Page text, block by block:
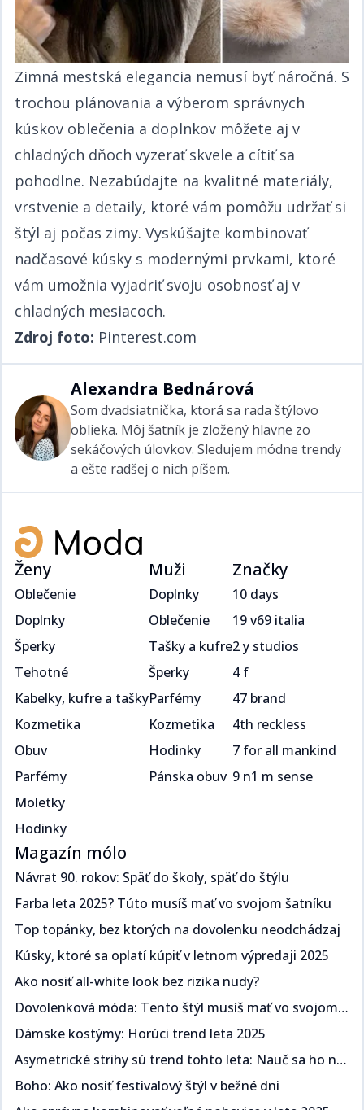
Zimná mestská elegancia nemusí byť náročná. S
trochou plánovania a výberom správnych
kúskov oblečenia a doplnkov môžete aj v
chladných dňoch vyzerať skvele a cítiť sa
pohodlne. Nezabúdajte na kvalitné materiály,
vrstvenie a detaily, ktoré vám pomôžu udržať si
štýl aj počas zimy. Vyskúšajte kombinovať
nadčasové kúsky s modernými prvkami, ktoré
vám umožnia vyjadriť svoju osobnosť aj v
chladných mesiacoch.​​​​‌ ‍ ​‍​‍‌‍ ‌ ​‍‌‍‍‌‌‍‌ ‌‍‍‌‌‍ ‍​‍​‍​ ‍‍​‍​‍‌ ​ ‌‍​‌‌‍ ‍‌‍‍‌‌ ‌​‌ ‍‌​‍ ‍‌‍‍‌‌‍ ​‍​‍​‍ ​​‍​‍‌‍‍​‌ ​‍‌‍‌‌‌‍‌‍​‍​‍​ ‍‍​‍​‍‌‍‍​‌ ‌​‌ ‌​‌ ​​​ ‍‍​‍ ​‍ ‌‍ ​‌‍ ‌‍​ ‌‍​‌‌‍ ​‌‍‍​‌‍ ‌ ​ ‌ ‌​​ ‍‍​ ​ ​ ​​​ ​​​ ​​​‍ ‌ ​ ‌ ‌​‌ ‌‌‌‍‌​‌‍‍‌‌‍ ​‍ ‌‍‍‌‌‍ ‍‌ ‌​‌‍‌‌‌‍ ‍‌ ‌​​‍ ‌‍‌‌‌‍‌​‌‍‍‌‌ ‌​​‍ ‌‍ ‌‌‍ ‌‍‌​‌‍‌‌​ ‌‌ ​​‌ ​‍‌‍‌‌‌ ​ ‌‍‌‌‌‍ ‍‌ ‌​‌‍​‌‌ ‌​‌‍‍‌‌‍ ‌‍ ‍​ ‍ ‌‍‍‌‌‍‌​​ ‌‌ ​​‌‍ ‌ ​ ‌ ‌​​‍ ‌​ ​‍​ ​‌​ ‍​​ ​‍​ ‌ ​ ‍​​ ‍​​ ‍ ‌ ‌​‌ ‍‌‌ ​​‌‍‌‌​ ‌‌ ​​‌‍ ‌ ​ ‌ ‌​​ ‍ ‌ ​​‌‍​‌‌ ‌​‌‍‍​​ ‌‌‍​ ‌‍ ‌‍ ‍‌ ‌​‌‍‌‌‌‍ ‍‌ ‌​​‍‌‌​ ‌‌‌​​‍‌‌ ‌‍‍ ‌‍‌‌‌ ‍‌​‍‌‌​ ​ ‌​‌​​‍‌‌​ ​ ‌​‌​​‍‌‌​ ​‍​ ​‍​ ​ ‌‍​‍​ ‍‌​ ​‍​ ‌​‌‍‌‍​ ‌‌‌‍‌‍​ ‌‌‌‍‌​‌‍​‌​ ​‍​‍‌‌​ ​‍​ ​‍​‍‌‌​ ‌‌‌​‌​​‍ ‍‌‍​ ‌‍‍​‌‍‍‌‌‍ ​‌‍‌​‌ ​‍‌‍‌‌‌‍ ‍​‍‌‌​ ‌‌‌​​‍‌‌ ‌‍‍ ‌‍‌‌‌ ‍‌​‍‌‌​ ​ ‌​‌​​‍‌‌​ ​ ‌​‌​​‍‌‌​ ​‍​ ​‍​ ​ ‌‍​‍​ ‍‌​ ​‍​ ‌​‌‍‌‍​ ‌‌‌‍‌‍​ ‌‌‌‍‌​‌‍​‌​ ​‍​ ​​​‍‌‌​ ​‍​ ​‍​‍‌‌​ ‌‌‌​‌​​‍ ‍‌ ‌​‌‍‌‌‌ ‍​‌ ‌​​ ‌‍​‍‌‍​‌‌ ​ ‌‍‌‌‌‌‌‌‌ ​‍‌‍ ​​ ‌‌‍‍​‌ ‌​‌ ‌​‌ ​​​‍‌‌​ ​ ‌​​‌​‍‌‌​ ​‍‌​‌‍​‍‌‌​ ​‍‌​‌‍‌‍ ​‌‍ ‌‍​ ‌‍​‌‌‍ ​‌‍‍​‌‍ ‌ ​ ‌ ‌​​‍‌‌​ ​ ‌​​‌​ ​ ​ ​​​ ​​​ ​​​‍‌‌​ ​‍‌​‌‍‌ ​ ‌ ‌​‌ ‌‌‌‍‌​‌‍‍‌‌‍ ​‍‌‍‌‍‍‌‌‍‌​​ ‌‌ ​​‌‍ ‌ ​ ‌ ‌​​‍ ‌​ ​‍​ ​‌​ ‍​​ ​‍​ ‌ ​ ‍​​ ‍​​‍‌‍‌ ‌​‌ ‍‌‌ ​​‌‍‌‌​ ‌‌ ​​‌‍ ‌ ​ ‌ ‌​​‍‌‍‌ ​​‌‍​‌‌ ‌​‌‍‍​​ ‌‌‍​ ‌‍ ‌‍ ‍‌ ‌​‌‍‌‌‌‍ ‍‌ ‌​​‍‌‌​ ‌‌‌​​‍‌‌ ‌‍‍ ‌‍‌‌‌ ‍‌​‍‌‌​ ​ ‌​‌​​‍‌‌​ ​ ‌​‌​​‍‌‌​ ​‍​ ​‍​ ​ ‌‍​‍​ ‍‌​ ​‍​ ‌​‌‍‌‍​ ‌‌‌‍‌‍​ ‌‌‌‍‌​‌‍​‌​ ​‍​‍‌‌​ ​‍​ ​‍​‍‌‌​ ‌‌‌​‌​​‍ ‍‌‍​ ‌‍‍​‌‍‍‌‌‍ ​‌‍‌​‌ ​‍‌‍‌‌‌‍ ‍​‍‌‌​ ‌‌‌​​‍‌‌ ‌‍‍ ‌‍‌‌‌ ‍‌​‍‌‌​ ​ ‌​‌​​‍‌‌​ ​ ‌​‌​​‍‌‌​ ​‍​ ​‍​ ​ ‌‍​‍​ ‍‌​ ​‍​ ‌​‌‍‌‍​ ‌‌‌‍‌‍​ ‌‌‌‍‌​‌‍​‌​ ​‍​ ​​​‍‌‌​ ​‍​ ​‍​‍‌‌​ ‌‌‌​‌​​‍ ‍‌ ‌​‌‍‌‌‌ ‍​‌ ‌​​‍‌‍‌ ​​‌‍‌‌‌ ​‍‌ ​ ‌ ​​‌‍‌‌‌‍​ ‌ ‌​‌‍‍‌‌ ‌‍‌‍‌‌​ ‌‌ ​​‌ ‌‌‌‍​‍‌‍ ​‌‍‍‌‌ ​ ‌‍‍​‌‍‌‌‌‍‌​​‍​‍‌ ‌
Zdroj foto:​​​​‌ ‍ ​‍​‍‌‍ ‌ ​‍‌‍‍‌‌‍‌ ‌‍‍‌‌‍ ‍​‍​‍​ ‍‍​‍​‍‌ ​ ‌‍​‌‌‍ ‍‌‍‍‌‌ ‌​‌ ‍‌​‍ ‍‌‍‍‌‌‍ ​‍​‍​‍ ​​‍​‍‌‍‍​‌ ​‍‌‍‌‌‌‍‌‍​‍​‍​ ‍‍​‍​‍‌‍‍​‌ ‌​‌ ‌​‌ ​​​ ‍‍​‍ ​‍ ‌‍ ​‌‍ ‌‍​ ‌‍​‌‌‍ ​‌‍‍​‌‍ ‌ ​ ‌ ‌​​ ‍‍​ ​ ​ ​​​ ​​​ ​​​‍ ‌ ​ ‌ ‌​‌ ‌‌‌‍‌​‌‍‍‌‌‍ ​‍ ‌‍‍‌‌‍ ‍‌ ‌​‌‍‌‌‌‍ ‍‌ ‌​​‍ ‌‍‌‌‌‍‌​‌‍‍‌‌ ‌​​‍ ‌‍ ‌‌‍ ‌‍‌​‌‍‌‌​ ‌‌ ​​‌ ​‍‌‍‌‌‌ ​ ‌‍‌‌‌‍ ‍‌ ‌​‌‍​‌‌ ‌​‌‍‍‌‌‍ ‌‍ ‍​ ‍ ‌‍‍‌‌‍‌​​ ‌‌ ​​‌‍ ‌ ​ ‌ ‌​​‍ ‌​ ​‍​ ​‌​ ‍​​ ​‍​ ‌ ​ ‍​​ ‍​​ ‍ ‌ ‌​‌ ‍‌‌ ​​‌‍‌‌​ ‌‌ ​​‌‍ ‌ ​ ‌ ‌​​ ‍ ‌ ​​‌‍​‌‌ ‌​‌‍‍​​ ‌‌‍​ ‌‍ ‌‍ ‍‌ ‌​‌‍‌‌‌‍ ‍‌ ‌​​‍‌‌​ ‌‌‌​​‍‌‌ ‌‍‍ ‌‍‌‌‌ ‍‌​‍‌‌​ ​ ‌​‌​​‍‌‌​ ​ ‌​‌​​‍‌‌​ ​‍​ ​‍​ ‍​‌‍‌‌​ ‍​​ ​ ​ ​‍‌‍​‌​ ‌‍​ ‍​​ ​‌​ ‌‍​ ​‌‌‍​‍​‍‌‌​ ​‍​ ​‍​‍‌‌​ ‌‌‌​‌​​‍ ‍‌‍​ ‌‍‍​‌‍‍‌‌‍ ​‌‍‌​‌ ​‍‌‍‌‌‌‍ ‍​‍‌‌​ ‌‌‌​​‍‌‌ ‌‍‍ ‌‍‌‌‌ ‍‌​‍‌‌​ ​ ‌​‌​​‍‌‌​ ​ ‌​‌​​‍‌‌​ ​‍​ ​‍​ ‍​‌‍‌‌​ ‍​​ ​ ​ ​‍‌‍​‌​ ‌‍​ ‍​​ ​‌​ ‌‍​ ​‌‌‍​‍​ ​​​‍‌‌​ ​‍​ ​‍​‍‌‌​ ‌‌‌​‌​​‍ ‍‌ ‌​‌‍‌‌‌ ‍​‌ ‌​​ ‌‍​‍‌‍​‌‌ ​ ‌‍‌‌‌‌‌‌‌ ​‍‌‍ ​​ ‌‌‍‍​‌ ‌​‌ ‌​‌ ​​​‍‌‌​ ​ ‌​​‌​‍‌‌​ ​‍‌​‌‍​‍‌‌​ ​‍‌​‌‍‌‍ ​‌‍ ‌‍​ ‌‍​‌‌‍ ​‌‍‍​‌‍ ‌ ​ ‌ ‌​​‍‌‌​ ​ ‌​​‌​ ​ ​ ​​​ ​​​ ​​​‍‌‌​ ​‍‌​‌‍‌ ​ ‌ ‌​‌ ‌‌‌‍‌​‌‍‍‌‌‍ ​‍‌‍‌‍‍‌‌‍‌​​ ‌‌ ​​‌‍ ‌ ​ ‌ ‌​​‍ ‌​ ​‍​ ​‌​ ‍​​ ​‍​ ‌ ​ ‍​​ ‍​​‍‌‍‌ ‌​‌ ‍‌‌ ​​‌‍‌‌​ ‌‌ ​​‌‍ ‌ ​ ‌ ‌​​‍‌‍‌ ​​‌‍​‌‌ ‌​‌‍‍​​ ‌‌‍​ ‌‍ ‌‍ ‍‌ ‌​‌‍‌‌‌‍ ‍‌ ‌​​‍‌‌​ ‌‌‌​​‍‌‌ ‌‍‍ ‌‍‌‌‌ ‍‌​‍‌‌​ ​ ‌​‌​​‍‌‌​ ​ ‌​‌​​‍‌‌​ ​‍​ ​‍​ ‍​‌‍‌‌​ ‍​​ ​ ​ ​‍‌‍​‌​ ‌‍​ ‍​​ ​‌​ ‌‍​ ​‌‌‍​‍​‍‌‌​ ​‍​ ​‍​‍‌‌​ ‌‌‌​‌​​‍ ‍‌‍​ ‌‍‍​‌‍‍‌‌‍ ​‌‍‌​‌ ​‍‌‍‌‌‌‍ ‍​‍‌‌​ ‌‌‌​​‍‌‌ ‌‍‍ ‌‍‌‌‌ ‍‌​‍‌‌​ ​ ‌​‌​​‍‌‌​ ​ ‌​‌​​‍‌‌​ ​‍​ ​‍​ ‍​‌‍‌‌​ ‍​​ ​ ​ ​‍‌‍​‌​ ‌‍​ ‍​​ ​‌​ ‌‍​ ​‌‌‍​‍​ ​​​‍‌‌​ ​‍​ ​‍​‍‌‌​ ‌‌‌​‌​​‍ ‍‌ ‌​‌‍‌‌‌ ‍​‌ ‌​​‍‌‍‌ ​​‌‍‌‌‌ ​‍‌ ​ ‌ ​​‌‍‌‌‌‍​ ‌ ‌​‌‍‍‌‌ ‌‍‌‍‌‌​ ‌‌ ​​‌ ‌‌‌‍​‍‌‍ ​‌‍‍‌‌ ​ ‌‍‍​‌‍‌‌‌‍‌​​‍​‍‌ ‌ Pinterest.com​​​​‌ ‍ ​‍​‍‌‍ ‌ ​‍‌‍‍‌‌‍‌ ‌‍‍‌‌‍ ‍​‍​‍​ ‍‍​‍​‍‌ ​ ‌‍​‌‌‍ ‍‌‍‍‌‌ ‌​‌ ‍‌​‍ ‍‌‍‍‌‌‍ ​‍​‍​‍ ​​‍​‍‌‍‍​‌ ​‍‌‍‌‌‌‍‌‍​‍​‍​ ‍‍​‍​‍‌‍‍​‌ ‌​‌ ‌​‌ ​​​ ‍‍​‍ ​‍ ‌‍ ​‌‍ ‌‍​ ‌‍​‌‌‍ ​‌‍‍​‌‍ ‌ ​ ‌ ‌​​ ‍‍​ ​ ​ ​​​ ​​​ ​​​‍ ‌ ​ ‌ ‌​‌ ‌‌‌‍‌​‌‍‍‌‌‍ ​‍ ‌‍‍‌‌‍ ‍‌ ‌​‌‍‌‌‌‍ ‍‌ ‌​​‍ ‌‍‌‌‌‍‌​‌‍‍‌‌ ‌​​‍ ‌‍ ‌‌‍ ‌‍‌​‌‍‌‌​ ‌‌ ​​‌ ​‍‌‍‌‌‌ ​ ‌‍‌‌‌‍ ‍‌ ‌​‌‍​‌‌ ‌​‌‍‍‌‌‍ ‌‍ ‍​ ‍ ‌‍‍‌‌‍‌​​ ‌‌ ​​‌‍ ‌ ​ ‌ ‌​​‍ ‌​ ​‍​ ​‌​ ‍​​ ​‍​ ‌ ​ ‍​​ ‍​​ ‍ ‌ ‌​‌ ‍‌‌ ​​‌‍‌‌​ ‌‌ ​​‌‍ ‌ ​ ‌ ‌​​ ‍ ‌ ​​‌‍​‌‌ ‌​‌‍‍​​ ‌‌‍​ ‌‍ ‌‍ ‍‌ ‌​‌‍‌‌‌‍ ‍‌ ‌​​‍‌‌​ ‌‌‌​​‍‌‌ ‌‍‍ ‌‍‌‌‌ ‍‌​‍‌‌​ ​ ‌​‌​​‍‌‌​ ​ ‌​‌​​‍‌‌​ ​‍​ ​‍​ ‍​‌‍‌‌​ ‍​​ ​ ​ ​‍‌‍​‌​ ‌‍​ ‍​​ ​‌​ ‌‍​ ​‌‌‍​‍​‍‌‌​ ​‍​ ​‍​‍‌‌​ ‌‌‌​‌​​‍ ‍‌‍​ ‌‍‍​‌‍‍‌‌‍ ​‌‍‌​‌ ​‍‌‍‌‌‌‍ ‍​‍‌‌​ ‌‌‌​​‍‌‌ ‌‍‍ ‌‍‌‌‌ ‍‌​‍‌‌​ ​ ‌​‌​​‍‌‌​ ​ ‌​‌​​‍‌‌​ ​‍​ ​‍​ ‍​‌‍‌‌​ ‍​​ ​ ​ ​‍‌‍​‌​ ‌‍​ ‍​​ ​‌​ ‌‍​ ​‌‌‍​‍​ ​‌​‍‌‌​ ​‍​ ​‍​‍‌‌​ ‌‌‌​‌​​‍ ‍‌ ‌​‌‍‌‌‌ ‍​‌ ‌​​ ‌‍​‍‌‍​‌‌ ​ ‌‍‌‌‌‌‌‌‌ ​‍‌‍ ​​ ‌‌‍‍​‌ ‌​‌ ‌​‌ ​​​‍‌‌​ ​ ‌​​‌​‍‌‌​ ​‍‌​‌‍​‍‌‌​ ​‍‌​‌‍‌‍ ​‌‍ ‌‍​ ‌‍​‌‌‍ ​‌‍‍​‌‍ ‌ ​ ‌ ‌​​‍‌‌​ ​ ‌​​‌​ ​ ​ ​​​ ​​​ ​​​‍‌‌​ ​‍‌​‌‍‌ ​ ‌ ‌​‌ ‌‌‌‍‌​‌‍‍‌‌‍ ​‍‌‍‌‍‍‌‌‍‌​​ ‌‌ ​​‌‍ ‌ ​ ‌ ‌​​‍ ‌​ ​‍​ ​‌​ ‍​​ ​‍​ ‌ ​ ‍​​ ‍​​‍‌‍‌ ‌​‌ ‍‌‌ ​​‌‍‌‌​ ‌‌ ​​‌‍ ‌ ​ ‌ ‌​​‍‌‍‌ ​​‌‍​‌‌ ‌​‌‍‍​​ ‌‌‍​ ‌‍ ‌‍ ‍‌ ‌​‌‍‌‌‌‍ ‍‌ ‌​​‍‌‌​ ‌‌‌​​‍‌‌ ‌‍‍ ‌‍‌‌‌ ‍‌​‍‌‌​ ​ ‌​‌​​‍‌‌​ ​ ‌​‌​​‍‌‌​ ​‍​ ​‍​ ‍​‌‍‌‌​ ‍​​ ​ ​ ​‍‌‍​‌​ ‌‍​ ‍​​ ​‌​ ‌‍​ ​‌‌‍​‍​‍‌‌​ ​‍​ ​‍​‍‌‌​ ‌‌‌​‌​​‍ ‍‌‍​ ‌‍‍​‌‍‍‌‌‍ ​‌‍‌​‌ ​‍‌‍‌‌‌‍ ‍​‍‌‌​ ‌‌‌​​‍‌‌ ‌‍‍ ‌‍‌‌‌ ‍‌​‍‌‌​ ​ ‌​‌​​‍‌‌​ ​ ‌​‌​​‍‌‌​ ​‍​ ​‍​ ‍​‌‍‌‌​ ‍​​ ​ ​ ​‍‌‍​‌​ ‌‍​ ‍​​ ​‌​ ‌‍​ ​‌‌‍​‍​ ​‌​‍‌‌​ ​‍​ ​‍​‍‌‌​ ‌‌‌​‌​​‍ ‍‌ ‌​‌‍‌‌‌ ‍​‌ ‌​​‍‌‍‌ ​​‌‍‌‌‌ ​‍‌ ​ ‌ ​​‌‍‌‌‌‍​ ‌ ‌​‌‍‍‌‌ ‌‍‌‍‌‌​ ‌‌ ​​‌ ‌‌‌‍​‍‌‍ ​‌‍‍‌‌ ​ ‌‍‍​‌‍‌‌‌‍‌​​‍​‍‌ ‌
Alexandra Bednárová​​​​‌ ‍ ​‍​‍‌‍ ‌ ​‍‌‍‍‌‌‍‌ ‌‍‍‌‌‍ ‍​‍​‍​ ‍‍​‍​‍‌ ​ ‌‍​‌‌‍ ‍‌‍‍‌‌ ‌​‌ ‍‌​‍ ‍‌‍‍‌‌‍ ​‍​‍​‍ ​​‍​‍‌‍‍​‌ ​‍‌‍‌‌‌‍‌‍​‍​‍​ ‍‍​‍​‍‌‍‍​‌ ‌​‌ ‌​‌ ​​​ ‍‍​‍ ​‍ ‌‍ ​‌‍ ‌‍​ ‌‍​‌‌‍ ​‌‍‍​‌‍ ‌ ​ ‌ ‌​​ ‍‍​ ​ ​ ​​​ ​​​ ​​​‍ ‌ ​ ‌ ‌​‌ ‌‌‌‍‌​‌‍‍‌‌‍ ​‍ ‌‍‍‌‌‍ ‍‌ ‌​‌‍‌‌‌‍ ‍‌ ‌​​‍ ‌‍‌‌‌‍‌​‌‍‍‌‌ ‌​​‍ ‌‍ ‌‌‍ ‌‍‌​‌‍‌‌​ ‌‌ ​​‌ ​‍‌‍‌‌‌ ​ ‌‍‌‌‌‍ ‍‌ ‌​‌‍​‌‌ ‌​‌‍‍‌‌‍ ‌‍ ‍​ ‍ ‌‍‍‌‌‍‌​​ ‌‌‍​‌‌ ‌‌‌ ‌​‌‍‍​‌‍ ‌ ​‍​‍ ‌​ ​‌​ ‍​​ ‍ ‌ ‌​‌ ‍‌‌ ​​‌‍‌‌​ ‌‌‍​‌‌ ‌‌‌ ‌​‌‍‍​‌‍ ‌ ​‍​ ‍ ‌ ​​‌‍​‌‌ ‌​‌‍‍​​ ‌‌‍ ‍‌‍​‌‌‍ ‌‌‍‌‌​ ‌‍​‍‌‍​‌‌ ​ ‌‍‌‌‌‌‌‌‌ ​‍‌‍ ​​ ‌‌‍‍​‌ ‌​‌ ‌​‌ ​​​‍‌‌​ ​ ‌​​‌​‍‌‌​ ​‍‌​‌‍​‍‌‌​ ​‍‌​‌‍‌‍ ​‌‍ ‌‍​ ‌‍​‌‌‍ ​‌‍‍​‌‍ ‌ ​ ‌ ‌​​‍‌‌​ ​ ‌​​‌​ ​ ​ ​​​ ​​​ ​​​‍‌‌​ ​‍‌​‌‍‌ ​ ‌ ‌​‌ ‌‌‌‍‌​‌‍‍‌‌‍ ​‍‌‍‌‍‍‌‌‍‌​​ ‌‌‍​‌‌ ‌‌‌ ‌​‌‍‍​‌‍ ‌ ​‍​‍ ‌​ ​‌​ ‍​​‍‌‍‌ ‌​‌ ‍‌‌ ​​‌‍‌‌​ ‌‌‍​‌‌ ‌‌‌ ‌​‌‍‍​‌‍ ‌ ​‍​‍‌‍‌ ​​‌‍​‌‌ ‌​‌‍‍​​ ‌‌‍ ‍‌‍​‌‌‍ ‌‌‍‌‌​‍‌‍‌ ​​‌‍‌‌‌ ​‍‌ ​ ‌ ​​‌‍‌‌‌‍​ ‌ ‌​‌‍‍‌‌ ‌‍‌‍‌‌​ ‌‌ ​​‌ ‌‌‌‍​‍‌‍ ​‌‍‍‌‌ ​ ‌‍‍​‌‍‌‌‌‍‌​​‍​‍‌ ‌
Som dvadsiatnička, ktorá sa rada štýlovo
oblieka. Môj šatník je zložený hlavne zo
sekáčových úlovkov. Sledujem módne trendy
a ešte radšej o nich píšem. ​​​​‌ ‍ ​‍​‍‌‍ ‌ ​‍‌‍‍‌‌‍‌ ‌‍‍‌‌‍ ‍​‍​‍​ ‍‍​‍​‍‌ ​ ‌‍​‌‌‍ ‍‌‍‍‌‌ ‌​‌ ‍‌​‍ ‍‌‍‍‌‌‍ ​‍​‍​‍ ​​‍​‍‌‍‍​‌ ​‍‌‍‌‌‌‍‌‍​‍​‍​ ‍‍​‍​‍‌‍‍​‌ ‌​‌ ‌​‌ ​​​ ‍‍​‍ ​‍ ‌‍ ​‌‍ ‌‍​ ‌‍​‌‌‍ ​‌‍‍​‌‍ ‌ ​ ‌ ‌​​ ‍‍​ ​ ​ ​​​ ​​​ ​​​‍ ‌ ​ ‌ ‌​‌ ‌‌‌‍‌​‌‍‍‌‌‍ ​‍ ‌‍‍‌‌‍ ‍‌ ‌​‌‍‌‌‌‍ ‍‌ ‌​​‍ ‌‍‌‌‌‍‌​‌‍‍‌‌ ‌​​‍ ‌‍ ‌‌‍ ‌‍‌​‌‍‌‌​ ‌‌ ​​‌ ​‍‌‍‌‌‌ ​ ‌‍‌‌‌‍ ‍‌ ‌​‌‍​‌‌ ‌​‌‍‍‌‌‍ ‌‍ ‍​ ‍ ‌‍‍‌‌‍‌​​ ‌‌‍​‌‌ ‌‌‌ ‌​‌‍‍​‌‍ ‌ ​‍​‍ ‌​ ​‌​ ‍​​ ‍ ‌ ‌​‌ ‍‌‌ ​​‌‍‌‌​ ‌‌‍​‌‌ ‌‌‌ ‌​‌‍‍​‌‍ ‌ ​‍​ ‍ ‌ ​​‌‍​‌‌ ‌​‌‍‍​​ ‌‌‍‌​‌‍‌‌‌ ​ ‌‍​ ‌ ​‍‌‍‍‌‌ ​​‌ ‌​‌‍‍‌‌‍ ‌‍ ‍​ ‌‍​‍‌‍​‌‌ ​ ‌‍‌‌‌‌‌‌‌ ​‍‌‍ ​​ ‌‌‍‍​‌ ‌​‌ ‌​‌ ​​​‍‌‌​ ​ ‌​​‌​‍‌‌​ ​‍‌​‌‍​‍‌‌​ ​‍‌​‌‍‌‍ ​‌‍ ‌‍​ ‌‍​‌‌‍ ​‌‍‍​‌‍ ‌ ​ ‌ ‌​​‍‌‌​ ​ ‌​​‌​ ​ ​ ​​​ ​​​ ​​​‍‌‌​ ​‍‌​‌‍‌ ​ ‌ ‌​‌ ‌‌‌‍‌​‌‍‍‌‌‍ ​‍‌‍‌‍‍‌‌‍‌​​ ‌‌‍​‌‌ ‌‌‌ ‌​‌‍‍​‌‍ ‌ ​‍​‍ ‌​ ​‌​ ‍​​‍‌‍‌ ‌​‌ ‍‌‌ ​​‌‍‌‌​ ‌‌‍​‌‌ ‌‌‌ ‌​‌‍‍​‌‍ ‌ ​‍​‍‌‍‌ ​​‌‍​‌‌ ‌​‌‍‍​​ ‌‌‍‌​‌‍‌‌‌ ​ ‌‍​ ‌ ​‍‌‍‍‌‌ ​​‌ ‌​‌‍‍‌‌‍ ‌‍ ‍​‍‌‍‌ ​​‌‍‌‌‌ ​‍‌ ​ ‌ ​​‌‍‌‌‌‍​ ‌ ‌​‌‍‍‌‌ ‌‍‌‍‌‌​ ‌‌ ​​‌ ‌‌‌‍​‍‌‍ ​‌‍‍‌‌ ​ ‌‍‍​‌‍‌‌‌‍‌​​‍​‍‌ ‌
Ženy
Oblečenie
Doplnky
Šperky
Tehotné
Kabelky, kufre a tašky
Kozmetika
Obuv
Parfémy
Moletky
Hodinky
Muži
Doplnky
Oblečenie
Tašky a kufre
Šperky
Parfémy
Kozmetika
Hodinky
Pánska obuv
Značky
10 days
19 v69 italia
2 y studios
4 f
47 brand
4th reckless
7 for all mankind
9 n1 m sense
Magazín mólo
Návrat 90. rokov: Späť do školy, späť do štýlu​​​​‌ ‍ ​‍​‍‌‍ ‌ ​‍‌‍‍‌‌‍‌ ‌‍‍‌‌‍ ‍​‍​‍​ ‍‍​‍​‍‌ ​ ‌‍​‌‌‍ ‍‌‍‍‌‌ ‌​‌ ‍‌​‍ ‍‌‍‍‌‌‍ ​‍​‍​‍ ​​‍​‍‌‍‍​‌ ​‍‌‍‌‌‌‍‌‍​‍​‍​ ‍‍​‍​‍‌‍‍​‌ ‌​‌ ‌​‌ ​​​ ‍‍​‍ ​‍ ‌‍ ​‌‍ ‌‍​ ‌‍​‌‌‍ ​‌‍‍​‌‍ ‌ ​ ‌ ‌​​ ‍‍​ ​ ​ ​​​ ​​​ ​​​‍ ‌ ​ ‌ ‌​‌ ‌‌‌‍‌​‌‍‍‌‌‍ ​‍ ‌‍‍‌‌‍ ‍‌ ‌​‌‍‌‌‌‍ ‍‌ ‌​​‍ ‌‍‌‌‌‍‌​‌‍‍‌‌ ‌​​‍ ‌‍ ‌‌‍ ‌‍‌​‌‍‌‌​ ‌‌ ​​‌ ​‍‌‍‌‌‌ ​ ‌‍‌‌‌‍ ‍‌ ‌​‌‍​‌‌ ‌​‌‍‍‌‌‍ ‌‍ ‍​ ‍ ‌‍‍‌‌‍‌​​ ‌​ ​‍‌‍​ ‌‍​ ‌‍‌​​ ‍​​ ‍​​ ‌‌​ ​‌​‍ ‌​ ‍​​ ​ ‌‍​‌​ ​‌​‍ ‌​ ‌​‌‍‌​​ ​‌​ ​‍​‍ ‌‌‍​‌‌‍​‌​ ​​​ ​​​‍ ‌​ ‍‌​ ‌ ​ ​‌‌‍​ ​ ​‌​ ​‌‌‍​‍‌‍‌​​ ​‍‌‍‌​‌‍‌‍​ ‌ ​ ‍ ‌ ‌​‌ ‍‌‌ ​​‌‍‌‌​ ‌‌ ​​‌‍ ‌ ​ ‌ ‌​​ ‍ ‌ ​​‌‍​‌‌ ‌​‌‍‍​​ ‌‌ ‌​‌‍‍‌‌ ‌​‌‍ ​‌‍‌‌​ ‌‍​‍‌‍​‌‌ ​ ‌‍‌‌‌‌‌‌‌ ​‍‌‍ ​​ ‌‌‍‍​‌ ‌​‌ ‌​‌ ​​​‍‌‌​ ​ ‌​​‌​‍‌‌​ ​‍‌​‌‍​‍‌‌​ ​‍‌​‌‍‌‍ ​‌‍ ‌‍​ ‌‍​‌‌‍ ​‌‍‍​‌‍ ‌ ​ ‌ ‌​​‍‌‌​ ​ ‌​​‌​ ​ ​ ​​​ ​​​ ​​​‍‌‌​ ​‍‌​‌‍‌ ​ ‌ ‌​‌ ‌‌‌‍‌​‌‍‍‌‌‍ ​‍‌‍‌‍‍‌‌‍‌​​ ‌​ ​‍‌‍​ ‌‍​ ‌‍‌​​ ‍​​ ‍​​ ‌‌​ ​‌​‍ ‌​ ‍​​ ​ ‌‍​‌​ ​‌​‍ ‌​ ‌​‌‍‌​​ ​‌​ ​‍​‍ ‌‌‍​‌‌‍​‌​ ​​​ ​​​‍ ‌​ ‍‌​ ‌ ​ ​‌‌‍​ ​ ​‌​ ​‌‌‍​‍‌‍‌​​ ​‍‌‍‌​‌‍‌‍​ ‌ ​‍‌‍‌ ‌​‌ ‍‌‌ ​​‌‍‌‌​ ‌‌ ​​‌‍ ‌ ​ ‌ ‌​​‍‌‍‌ ​​‌‍​‌‌ ‌​‌‍‍​​ ‌‌ ‌​‌‍‍‌‌ ‌​‌‍ ​‌‍‌‌​‍‌‍‌ ​​‌‍‌‌‌ ​‍‌ ​ ‌ ​​‌‍‌‌‌‍​ ‌ ‌​‌‍‍‌‌ ‌‍‌‍‌‌​ ‌‌ ​​‌ ‌‌‌‍​‍‌‍ ​‌‍‍‌‌ ​ ‌‍‍​‌‍‌‌‌‍‌​​‍​‍‌ ‌
Farba leta 2025? Túto musíš mať vo svojom šatníku ​​​​‌ ‍ ​‍​‍‌‍ ‌ ​‍‌‍‍‌‌‍‌ ‌‍‍‌‌‍ ‍​‍​‍​ ‍‍​‍​‍‌ ​ ‌‍​‌‌‍ ‍‌‍‍‌‌ ‌​‌ ‍‌​‍ ‍‌‍‍‌‌‍ ​‍​‍​‍ ​​‍​‍‌‍‍​‌ ​‍‌‍‌‌‌‍‌‍​‍​‍​ ‍‍​‍​‍‌‍‍​‌ ‌​‌ ‌​‌ ​​​ ‍‍​‍ ​‍ ‌‍ ​‌‍ ‌‍​ ‌‍​‌‌‍ ​‌‍‍​‌‍ ‌ ​ ‌ ‌​​ ‍‍​ ​ ​ ​​​ ​​​ ​​​‍ ‌ ​ ‌ ‌​‌ ‌‌‌‍‌​‌‍‍‌‌‍ ​‍ ‌‍‍‌‌‍ ‍‌ ‌​‌‍‌‌‌‍ ‍‌ ‌​​‍ ‌‍‌‌‌‍‌​‌‍‍‌‌ ‌​​‍ ‌‍ ‌‌‍ ‌‍‌​‌‍‌‌​ ‌‌ ​​‌ ​‍‌‍‌‌‌ ​ ‌‍‌‌‌‍ ‍‌ ‌​‌‍​‌‌ ‌​‌‍‍‌‌‍ ‌‍ ‍​ ‍ ‌‍‍‌‌‍‌​​ ‌​ ​‌‌‍​‌​ ‌​​ ‌‍​ ​​‌‍​‌​ ​‍‌‍​‍​‍ ‌​ ‍​‌‍​‍‌‍​‍‌‍‌‍​‍ ‌​ ‌​‌‍‌‍​ ​​​ ​‍​‍ ‌‌‍​‌‌‍​‍​ ‌ ‌‍‌‍​‍ ‌‌‍‌‍​ ‍‌‌‍​ ‌‍​‍​ ‍‌​ ‍‌‌‍‌‌​ ​​‌‍‌‍​ ​ ‌‍‌​​ ​‍​ ‍ ‌ ‌​‌ ‍‌‌ ​​‌‍‌‌​ ‌‌ ​​‌‍ ‌ ​ ‌ ‌​​ ‍ ‌ ​​‌‍​‌‌ ‌​‌‍‍​​ ‌‌ ‌​‌‍‍‌‌ ‌​‌‍ ​‌‍‌‌​ ‌‍​‍‌‍​‌‌ ​ ‌‍‌‌‌‌‌‌‌ ​‍‌‍ ​​ ‌‌‍‍​‌ ‌​‌ ‌​‌ ​​​‍‌‌​ ​ ‌​​‌​‍‌‌​ ​‍‌​‌‍​‍‌‌​ ​‍‌​‌‍‌‍ ​‌‍ ‌‍​ ‌‍​‌‌‍ ​‌‍‍​‌‍ ‌ ​ ‌ ‌​​‍‌‌​ ​ ‌​​‌​ ​ ​ ​​​ ​​​ ​​​‍‌‌​ ​‍‌​‌‍‌ ​ ‌ ‌​‌ ‌‌‌‍‌​‌‍‍‌‌‍ ​‍‌‍‌‍‍‌‌‍‌​​ ‌​ ​‌‌‍​‌​ ‌​​ ‌‍​ ​​‌‍​‌​ ​‍‌‍​‍​‍ ‌​ ‍​‌‍​‍‌‍​‍‌‍‌‍​‍ ‌​ ‌​‌‍‌‍​ ​​​ ​‍​‍ ‌‌‍​‌‌‍​‍​ ‌ ‌‍‌‍​‍ ‌‌‍‌‍​ ‍‌‌‍​ ‌‍​‍​ ‍‌​ ‍‌‌‍‌‌​ ​​‌‍‌‍​ ​ ‌‍‌​​ ​‍​‍‌‍‌ ‌​‌ ‍‌‌ ​​‌‍‌‌​ ‌‌ ​​‌‍ ‌ ​ ‌ ‌​​‍‌‍‌ ​​‌‍​‌‌ ‌​‌‍‍​​ ‌‌ ‌​‌‍‍‌‌ ‌​‌‍ ​‌‍‌‌​‍‌‍‌ ​​‌‍‌‌‌ ​‍‌ ​ ‌ ​​‌‍‌‌‌‍​ ‌ ‌​‌‍‍‌‌ ‌‍‌‍‌‌​ ‌‌ ​​‌ ‌‌‌‍​‍‌‍ ​‌‍‍‌‌ ​ ‌‍‍​‌‍‌‌‌‍‌​​‍​‍‌ ‌
Top topánky, bez ktorých na dovolenku neodchádzaj​​​​‌ ‍ ​‍​‍‌‍ ‌ ​‍‌‍‍‌‌‍‌ ‌‍‍‌‌‍ ‍​‍​‍​ ‍‍​‍​‍‌ ​ ‌‍​‌‌‍ ‍‌‍‍‌‌ ‌​‌ ‍‌​‍ ‍‌‍‍‌‌‍ ​‍​‍​‍ ​​‍​‍‌‍‍​‌ ​‍‌‍‌‌‌‍‌‍​‍​‍​ ‍‍​‍​‍‌‍‍​‌ ‌​‌ ‌​‌ ​​​ ‍‍​‍ ​‍ ‌‍ ​‌‍ ‌‍​ ‌‍​‌‌‍ ​‌‍‍​‌‍ ‌ ​ ‌ ‌​​ ‍‍​ ​ ​ ​​​ ​​​ ​​​‍ ‌ ​ ‌ ‌​‌ ‌‌‌‍‌​‌‍‍‌‌‍ ​‍ ‌‍‍‌‌‍ ‍‌ ‌​‌‍‌‌‌‍ ‍‌ ‌​​‍ ‌‍‌‌‌‍‌​‌‍‍‌‌ ‌​​‍ ‌‍ ‌‌‍ ‌‍‌​‌‍‌‌​ ‌‌ ​​‌ ​‍‌‍‌‌‌ ​ ‌‍‌‌‌‍ ‍‌ ‌​‌‍​‌‌ ‌​‌‍‍‌‌‍ ‌‍ ‍​ ‍ ‌‍‍‌‌‍‌​​ ‌​ ​‌​ ‍‌​ ​‍‌‍​ ​ ‌ ​ ​‌​ ‌‌​ ​‍​‍ ‌‌‍​‌‌‍​‌​ ‍​‌‍​‍​‍ ‌​ ‌​​ ‌‌​ ‍‌‌‍‌‍​‍ ‌‌‍​‌​ ‍​​ ‌ ​ ‍​​‍ ‌​ ‍‌​ ‌ ​ ​​​ ‍‌‌‍​ ​ ‍​​ ‍‌​ ​‍​ ​​‌‍‌‍‌‍​‍‌‍‌‌​ ‍ ‌ ‌​‌ ‍‌‌ ​​‌‍‌‌​ ‌‌ ​​‌‍ ‌ ​ ‌ ‌​​ ‍ ‌ ​​‌‍​‌‌ ‌​‌‍‍​​ ‌‌ ‌​‌‍‍‌‌ ‌​‌‍ ​‌‍‌‌​ ‌‍​‍‌‍​‌‌ ​ ‌‍‌‌‌‌‌‌‌ ​‍‌‍ ​​ ‌‌‍‍​‌ ‌​‌ ‌​‌ ​​​‍‌‌​ ​ ‌​​‌​‍‌‌​ ​‍‌​‌‍​‍‌‌​ ​‍‌​‌‍‌‍ ​‌‍ ‌‍​ ‌‍​‌‌‍ ​‌‍‍​‌‍ ‌ ​ ‌ ‌​​‍‌‌​ ​ ‌​​‌​ ​ ​ ​​​ ​​​ ​​​‍‌‌​ ​‍‌​‌‍‌ ​ ‌ ‌​‌ ‌‌‌‍‌​‌‍‍‌‌‍ ​‍‌‍‌‍‍‌‌‍‌​​ ‌​ ​‌​ ‍‌​ ​‍‌‍​ ​ ‌ ​ ​‌​ ‌‌​ ​‍​‍ ‌‌‍​‌‌‍​‌​ ‍​‌‍​‍​‍ ‌​ ‌​​ ‌‌​ ‍‌‌‍‌‍​‍ ‌‌‍​‌​ ‍​​ ‌ ​ ‍​​‍ ‌​ ‍‌​ ‌ ​ ​​​ ‍‌‌‍​ ​ ‍​​ ‍‌​ ​‍​ ​​‌‍‌‍‌‍​‍‌‍‌‌​‍‌‍‌ ‌​‌ ‍‌‌ ​​‌‍‌‌​ ‌‌ ​​‌‍ ‌ ​ ‌ ‌​​‍‌‍‌ ​​‌‍​‌‌ ‌​‌‍‍​​ ‌‌ ‌​‌‍‍‌‌ ‌​‌‍ ​‌‍‌‌​‍‌‍‌ ​​‌‍‌‌‌ ​‍‌ ​ ‌ ​​‌‍‌‌‌‍​ ‌ ‌​‌‍‍‌‌ ‌‍‌‍‌‌​ ‌‌ ​​‌ ‌‌‌‍​‍‌‍ ​‌‍‍‌‌ ​ ‌‍‍​‌‍‌‌‌‍‌​​‍​‍‌ ‌
Kúsky, ktoré sa oplatí kúpiť v letnom výpredaji 2025​​​​‌ ‍ ​‍​‍‌‍ ‌ ​‍‌‍‍‌‌‍‌ ‌‍‍‌‌‍ ‍​‍​‍​ ‍‍​‍​‍‌ ​ ‌‍​‌‌‍ ‍‌‍‍‌‌ ‌​‌ ‍‌​‍ ‍‌‍‍‌‌‍ ​‍​‍​‍ ​​‍​‍‌‍‍​‌ ​‍‌‍‌‌‌‍‌‍​‍​‍​ ‍‍​‍​‍‌‍‍​‌ ‌​‌ ‌​‌ ​​​ ‍‍​‍ ​‍ ‌‍ ​‌‍ ‌‍​ ‌‍​‌‌‍ ​‌‍‍​‌‍ ‌ ​ ‌ ‌​​ ‍‍​ ​ ​ ​​​ ​​​ ​​​‍ ‌ ​ ‌ ‌​‌ ‌‌‌‍‌​‌‍‍‌‌‍ ​‍ ‌‍‍‌‌‍ ‍‌ ‌​‌‍‌‌‌‍ ‍‌ ‌​​‍ ‌‍‌‌‌‍‌​‌‍‍‌‌ ‌​​‍ ‌‍ ‌‌‍ ‌‍‌​‌‍‌‌​ ‌‌ ​​‌ ​‍‌‍‌‌‌ ​ ‌‍‌‌‌‍ ‍‌ ‌​‌‍​‌‌ ‌​‌‍‍‌‌‍ ‌‍ ‍​ ‍ ‌‍‍‌‌‍‌​​ ‌‌‍​‌‌‍​‍​ ​ ​ ‌​‌‍‌​‌‍‌‌​ ​ ‌‍‌​​‍ ‌​ ‍‌​ ​‌​ ‍‌​ ​‍​‍ ‌​ ‌​‌‍​‌​ ​‌​ ‍​​‍ ‌‌‍​‌​ ‌‌​ ‍​‌‍‌‌​‍ ‌‌‍‌‍​ ‌‌‌‍​‌‌‍​‌​ ​‌‌‍​ ​ ‍‌​ ‌ ‌‍‌​‌‍​‌​ ​​‌‍​ ​ ‍ ‌ ‌​‌ ‍‌‌ ​​‌‍‌‌​ ‌‌ ​​‌‍ ‌ ​ ‌ ‌​​ ‍ ‌ ​​‌‍​‌‌ ‌​‌‍‍​​ ‌‌ ‌​‌‍‍‌‌ ‌​‌‍ ​‌‍‌‌​ ‌‍​‍‌‍​‌‌ ​ ‌‍‌‌‌‌‌‌‌ ​‍‌‍ ​​ ‌‌‍‍​‌ ‌​‌ ‌​‌ ​​​‍‌‌​ ​ ‌​​‌​‍‌‌​ ​‍‌​‌‍​‍‌‌​ ​‍‌​‌‍‌‍ ​‌‍ ‌‍​ ‌‍​‌‌‍ ​‌‍‍​‌‍ ‌ ​ ‌ ‌​​‍‌‌​ ​ ‌​​‌​ ​ ​ ​​​ ​​​ ​​​‍‌‌​ ​‍‌​‌‍‌ ​ ‌ ‌​‌ ‌‌‌‍‌​‌‍‍‌‌‍ ​‍‌‍‌‍‍‌‌‍‌​​ ‌‌‍​‌‌‍​‍​ ​ ​ ‌​‌‍‌​‌‍‌‌​ ​ ‌‍‌​​‍ ‌​ ‍‌​ ​‌​ ‍‌​ ​‍​‍ ‌​ ‌​‌‍​‌​ ​‌​ ‍​​‍ ‌‌‍​‌​ ‌‌​ ‍​‌‍‌‌​‍ ‌‌‍‌‍​ ‌‌‌‍​‌‌‍​‌​ ​‌‌‍​ ​ ‍‌​ ‌ ‌‍‌​‌‍​‌​ ​​‌‍​ ​‍‌‍‌ ‌​‌ ‍‌‌ ​​‌‍‌‌​ ‌‌ ​​‌‍ ‌ ​ ‌ ‌​​‍‌‍‌ ​​‌‍​‌‌ ‌​‌‍‍​​ ‌‌ ‌​‌‍‍‌‌ ‌​‌‍ ​‌‍‌‌​‍‌‍‌ ​​‌‍‌‌‌ ​‍‌ ​ ‌ ​​‌‍‌‌‌‍​ ‌ ‌​‌‍‍‌‌ ‌‍‌‍‌‌​ ‌‌ ​​‌ ‌‌‌‍​‍‌‍ ​‌‍‍‌‌ ​ ‌‍‍​‌‍‌‌‌‍‌​​‍​‍‌ ‌
Ako nosiť all-white look bez rizika nudy?​​​​‌ ‍ ​‍​‍‌‍ ‌ ​‍‌‍‍‌‌‍‌ ‌‍‍‌‌‍ ‍​‍​‍​ ‍‍​‍​‍‌ ​ ‌‍​‌‌‍ ‍‌‍‍‌‌ ‌​‌ ‍‌​‍ ‍‌‍‍‌‌‍ ​‍​‍​‍ ​​‍​‍‌‍‍​‌ ​‍‌‍‌‌‌‍‌‍​‍​‍​ ‍‍​‍​‍‌‍‍​‌ ‌​‌ ‌​‌ ​​​ ‍‍​‍ ​‍ ‌‍ ​‌‍ ‌‍​ ‌‍​‌‌‍ ​‌‍‍​‌‍ ‌ ​ ‌ ‌​​ ‍‍​ ​ ​ ​​​ ​​​ ​​​‍ ‌ ​ ‌ ‌​‌ ‌‌‌‍‌​‌‍‍‌‌‍ ​‍ ‌‍‍‌‌‍ ‍‌ ‌​‌‍‌‌‌‍ ‍‌ ‌​​‍ ‌‍‌‌‌‍‌​‌‍‍‌‌ ‌​​‍ ‌‍ ‌‌‍ ‌‍‌​‌‍‌‌​ ‌‌ ​​‌ ​‍‌‍‌‌‌ ​ ‌‍‌‌‌‍ ‍‌ ‌​‌‍​‌‌ ‌​‌‍‍‌‌‍ ‌‍ ‍​ ‍ ‌‍‍‌‌‍‌​​ ‌‌‍‌‍​ ‌‌​ ‍‌​ ‍‌​ ‍​​ ‌‌‌‍‌‍​ ​ ​‍ ‌​ ‍‌‌‍​ ​ ​ ‌‍​‌​‍ ‌​ ‌​‌‍‌‌​ ‌​​ ​​​‍ ‌​ ‍​​ ‌ ​ ​‍‌‍‌‌​‍ ‌​ ‌​​ ​‌‌‍‌​‌‍‌‌‌‍‌‌‌‍​‍‌‍‌‌​ ​‌​ ‍‌‌‍‌‌​ ‌‍​ ‌ ​ ‍ ‌ ‌​‌ ‍‌‌ ​​‌‍‌‌​ ‌‌ ​​‌‍ ‌ ​ ‌ ‌​​ ‍ ‌ ​​‌‍​‌‌ ‌​‌‍‍​​ ‌‌ ‌​‌‍‍‌‌ ‌​‌‍ ​‌‍‌‌​ ‌‍​‍‌‍​‌‌ ​ ‌‍‌‌‌‌‌‌‌ ​‍‌‍ ​​ ‌‌‍‍​‌ ‌​‌ ‌​‌ ​​​‍‌‌​ ​ ‌​​‌​‍‌‌​ ​‍‌​‌‍​‍‌‌​ ​‍‌​‌‍‌‍ ​‌‍ ‌‍​ ‌‍​‌‌‍ ​‌‍‍​‌‍ ‌ ​ ‌ ‌​​‍‌‌​ ​ ‌​​‌​ ​ ​ ​​​ ​​​ ​​​‍‌‌​ ​‍‌​‌‍‌ ​ ‌ ‌​‌ ‌‌‌‍‌​‌‍‍‌‌‍ ​‍‌‍‌‍‍‌‌‍‌​​ ‌‌‍‌‍​ ‌‌​ ‍‌​ ‍‌​ ‍​​ ‌‌‌‍‌‍​ ​ ​‍ ‌​ ‍‌‌‍​ ​ ​ ‌‍​‌​‍ ‌​ ‌​‌‍‌‌​ ‌​​ ​​​‍ ‌​ ‍​​ ‌ ​ ​‍‌‍‌‌​‍ ‌​ ‌​​ ​‌‌‍‌​‌‍‌‌‌‍‌‌‌‍​‍‌‍‌‌​ ​‌​ ‍‌‌‍‌‌​ ‌‍​ ‌ ​‍‌‍‌ ‌​‌ ‍‌‌ ​​‌‍‌‌​ ‌‌ ​​‌‍ ‌ ​ ‌ ‌​​‍‌‍‌ ​​‌‍​‌‌ ‌​‌‍‍​​ ‌‌ ‌​‌‍‍‌‌ ‌​‌‍ ​‌‍‌‌​‍‌‍‌ ​​‌‍‌‌‌ ​‍‌ ​ ‌ ​​‌‍‌‌‌‍​ ‌ ‌​‌‍‍‌‌ ‌‍‌‍‌‌​ ‌‌ ​​‌ ‌‌‌‍​‍‌‍ ​‌‍‍‌‌ ​ ‌‍‍​‌‍‌‌‌‍‌​​‍​‍‌ ‌
Dovolenková móda: Tento štýl musíš mať vo svojom šatníku ​​​​‌ ‍ ​‍​‍‌‍ ‌ ​‍‌‍‍‌‌‍‌ ‌‍‍‌‌‍ ‍​‍​‍​ ‍‍​‍​‍‌ ​ ‌‍​‌‌‍ ‍‌‍‍‌‌ ‌​‌ ‍‌​‍ ‍‌‍‍‌‌‍ ​‍​‍​‍ ​​‍​‍‌‍‍​‌ ​‍‌‍‌‌‌‍‌‍​‍​‍​ ‍‍​‍​‍‌‍‍​‌ ‌​‌ ‌​‌ ​​​ ‍‍​‍ ​‍ ‌‍ ​‌‍ ‌‍​ ‌‍​‌‌‍ ​‌‍‍​‌‍ ‌ ​ ‌ ‌​​ ‍‍​ ​ ​ ​​​ ​​​ ​​​‍ ‌ ​ ‌ ‌​‌ ‌‌‌‍‌​‌‍‍‌‌‍ ​‍ ‌‍‍‌‌‍ ‍‌ ‌​‌‍‌‌‌‍ ‍‌ ‌​​‍ ‌‍‌‌‌‍‌​‌‍‍‌‌ ‌​​‍ ‌‍ ‌‌‍ ‌‍‌​‌‍‌‌​ ‌‌ ​​‌ ​‍‌‍‌‌‌ ​ ‌‍‌‌‌‍ ‍‌ ‌​‌‍​‌‌ ‌​‌‍‍‌‌‍ ‌‍ ‍​ ‍ ‌‍‍‌‌‍‌​​ ‌​ ​​​ ‌‌​ ​​‌‍‌‌​ ‍​‌‍‌​​ ​​‌‍‌‌​‍ ‌​ ​​​ ‍‌​ ‌ ​ ‍​​‍ ‌​ ‌​​ ​ ‌‍​ ​ ‌​​‍ ‌​ ‍‌‌‍​‌​ ‍‌​ ​​​‍ ‌​ ‍​​ ​‌​ ‍​​ ​‍​ ​​‌‍‌‌​ ​ ​ ​‌​ ​ ‌‍​ ​ ‍​​ ​‍​ ‍ ‌ ‌​‌ ‍‌‌ ​​‌‍‌‌​ ‌‌ ​​‌‍ ‌ ​ ‌ ‌​​ ‍ ‌ ​​‌‍​‌‌ ‌​‌‍‍​​ ‌‌ ‌​‌‍‍‌‌ ‌​‌‍ ​‌‍‌‌​ ‌‍​‍‌‍​‌‌ ​ ‌‍‌‌‌‌‌‌‌ ​‍‌‍ ​​ ‌‌‍‍​‌ ‌​‌ ‌​‌ ​​​‍‌‌​ ​ ‌​​‌​‍‌‌​ ​‍‌​‌‍​‍‌‌​ ​‍‌​‌‍‌‍ ​‌‍ ‌‍​ ‌‍​‌‌‍ ​‌‍‍​‌‍ ‌ ​ ‌ ‌​​‍‌‌​ ​ ‌​​‌​ ​ ​ ​​​ ​​​ ​​​‍‌‌​ ​‍‌​‌‍‌ ​ ‌ ‌​‌ ‌‌‌‍‌​‌‍‍‌‌‍ ​‍‌‍‌‍‍‌‌‍‌​​ ‌​ ​​​ ‌‌​ ​​‌‍‌‌​ ‍​‌‍‌​​ ​​‌‍‌‌​‍ ‌​ ​​​ ‍‌​ ‌ ​ ‍​​‍ ‌​ ‌​​ ​ ‌‍​ ​ ‌​​‍ ‌​ ‍‌‌‍​‌​ ‍‌​ ​​​‍ ‌​ ‍​​ ​‌​ ‍​​ ​‍​ ​​‌‍‌‌​ ​ ​ ​‌​ ​ ‌‍​ ​ ‍​​ ​‍​‍‌‍‌ ‌​‌ ‍‌‌ ​​‌‍‌‌​ ‌‌ ​​‌‍ ‌ ​ ‌ ‌​​‍‌‍‌ ​​‌‍​‌‌ ‌​‌‍‍​​ ‌‌ ‌​‌‍‍‌‌ ‌​‌‍ ​‌‍‌‌​‍‌‍‌ ​​‌‍‌‌‌ ​‍‌ ​ ‌ ​​‌‍‌‌‌‍​ ‌ ‌​‌‍‍‌‌ ‌‍‌‍‌‌​ ‌‌ ​​‌ ‌‌‌‍​‍‌‍ ​‌‍‍‌‌ ​ ‌‍‍​‌‍‌‌‌‍‌​​‍​‍‌ ‌
Dámske kostýmy: Horúci trend leta 2025 ​​​​‌ ‍ ​‍​‍‌‍ ‌ ​‍‌‍‍‌‌‍‌ ‌‍‍‌‌‍ ‍​‍​‍​ ‍‍​‍​‍‌ ​ ‌‍​‌‌‍ ‍‌‍‍‌‌ ‌​‌ ‍‌​‍ ‍‌‍‍‌‌‍ ​‍​‍​‍ ​​‍​‍‌‍‍​‌ ​‍‌‍‌‌‌‍‌‍​‍​‍​ ‍‍​‍​‍‌‍‍​‌ ‌​‌ ‌​‌ ​​​ ‍‍​‍ ​‍ ‌‍ ​‌‍ ‌‍​ ‌‍​‌‌‍ ​‌‍‍​‌‍ ‌ ​ ‌ ‌​​ ‍‍​ ​ ​ ​​​ ​​​ ​​​‍ ‌ ​ ‌ ‌​‌ ‌‌‌‍‌​‌‍‍‌‌‍ ​‍ ‌‍‍‌‌‍ ‍‌ ‌​‌‍‌‌‌‍ ‍‌ ‌​​‍ ‌‍‌‌‌‍‌​‌‍‍‌‌ ‌​​‍ ‌‍ ‌‌‍ ‌‍‌​‌‍‌‌​ ‌‌ ​​‌ ​‍‌‍‌‌‌ ​ ‌‍‌‌‌‍ ‍‌ ‌​‌‍​‌‌ ‌​‌‍‍‌‌‍ ‌‍ ‍​ ‍ ‌‍‍‌‌‍‌​​ ‌​ ​‌​ ‍​​ ‍‌​ ​‌​ ‌​​ ‌‍‌‍‌​‌‍‌​​‍ ‌‌‍‌‌​ ‌ ​ ‌‌​ ‌​​‍ ‌​ ‌​​ ​‍​ ‌‍‌‍‌‍​‍ ‌​ ‍​​ ‌​‌‍‌‍​ ‌ ​‍ ‌​ ​‌‌‍‌​​ ‍‌​ ‌‌‌‍‌‍​ ​ ​ ​ ​ ​‍​ ​​​ ‌‌‌‍‌‍‌‍‌‍​ ‍ ‌ ‌​‌ ‍‌‌ ​​‌‍‌‌​ ‌‌ ​​‌‍ ‌ ​ ‌ ‌​​ ‍ ‌ ​​‌‍​‌‌ ‌​‌‍‍​​ ‌‌ ‌​‌‍‍‌‌ ‌​‌‍ ​‌‍‌‌​ ‌‍​‍‌‍​‌‌ ​ ‌‍‌‌‌‌‌‌‌ ​‍‌‍ ​​ ‌‌‍‍​‌ ‌​‌ ‌​‌ ​​​‍‌‌​ ​ ‌​​‌​‍‌‌​ ​‍‌​‌‍​‍‌‌​ ​‍‌​‌‍‌‍ ​‌‍ ‌‍​ ‌‍​‌‌‍ ​‌‍‍​‌‍ ‌ ​ ‌ ‌​​‍‌‌​ ​ ‌​​‌​ ​ ​ ​​​ ​​​ ​​​‍‌‌​ ​‍‌​‌‍‌ ​ ‌ ‌​‌ ‌‌‌‍‌​‌‍‍‌‌‍ ​‍‌‍‌‍‍‌‌‍‌​​ ‌​ ​‌​ ‍​​ ‍‌​ ​‌​ ‌​​ ‌‍‌‍‌​‌‍‌​​‍ ‌‌‍‌‌​ ‌ ​ ‌‌​ ‌​​‍ ‌​ ‌​​ ​‍​ ‌‍‌‍‌‍​‍ ‌​ ‍​​ ‌​‌‍‌‍​ ‌ ​‍ ‌​ ​‌‌‍‌​​ ‍‌​ ‌‌‌‍‌‍​ ​ ​ ​ ​ ​‍​ ​​​ ‌‌‌‍‌‍‌‍‌‍​‍‌‍‌ ‌​‌ ‍‌‌ ​​‌‍‌‌​ ‌‌ ​​‌‍ ‌ ​ ‌ ‌​​‍‌‍‌ ​​‌‍​‌‌ ‌​‌‍‍​​ ‌‌ ‌​‌‍‍‌‌ ‌​‌‍ ​‌‍‌‌​‍‌‍‌ ​​‌‍‌‌‌ ​‍‌ ​ ‌ ​​‌‍‌‌‌‍​ ‌ ‌​‌‍‍‌‌ ‌‍‌‍‌‌​ ‌‌ ​​‌ ‌‌‌‍​‍‌‍ ​‌‍‍‌‌ ​ ‌‍‍​‌‍‌‌‌‍‌​​‍​‍‌ ‌
Asymetrické strihy sú trend tohto leta: Nauč sa ho nosiť​​​​‌ ‍ ​‍​‍‌‍ ‌ ​‍‌‍‍‌‌‍‌ ‌‍‍‌‌‍ ‍​‍​‍​ ‍‍​‍​‍‌ ​ ‌‍​‌‌‍ ‍‌‍‍‌‌ ‌​‌ ‍‌​‍ ‍‌‍‍‌‌‍ ​‍​‍​‍ ​​‍​‍‌‍‍​‌ ​‍‌‍‌‌‌‍‌‍​‍​‍​ ‍‍​‍​‍‌‍‍​‌ ‌​‌ ‌​‌ ​​​ ‍‍​‍ ​‍ ‌‍ ​‌‍ ‌‍​ ‌‍​‌‌‍ ​‌‍‍​‌‍ ‌ ​ ‌ ‌​​ ‍‍​ ​ ​ ​​​ ​​​ ​​​‍ ‌ ​ ‌ ‌​‌ ‌‌‌‍‌​‌‍‍‌‌‍ ​‍ ‌‍‍‌‌‍ ‍‌ ‌​‌‍‌‌‌‍ ‍‌ ‌​​‍ ‌‍‌‌‌‍‌​‌‍‍‌‌ ‌​​‍ ‌‍ ‌‌‍ ‌‍‌​‌‍‌‌​ ‌‌ ​​‌ ​‍‌‍‌‌‌ ​ ‌‍‌‌‌‍ ‍‌ ‌​‌‍​‌‌ ‌​‌‍‍‌‌‍ ‌‍ ‍​ ‍ ‌‍‍‌‌‍‌​​ ‌​ ‌‍​ ‌ ​ ​​‌‍‌​‌‍‌‍​ ​ ​ ​‌‌‍​‍​‍ ‌​ ​ ​ ​ ​ ​‌​ ‌‍​‍ ‌​ ‌​‌‍‌​​ ‌ ​ ‌​​‍ ‌​ ‍​​ ‌‌​ ​ ​ ‌‍​‍ ‌​ ​ ​ ‌‌​ ​​‌‍‌​​ ‌‍​ ​‌‌‍‌‌‌‍​‍‌‍​ ‌‍​‍​ ‍‌‌‍‌​​ ‍ ‌ ‌​‌ ‍‌‌ ​​‌‍‌‌​ ‌‌ ​​‌‍ ‌ ​ ‌ ‌​​ ‍ ‌ ​​‌‍​‌‌ ‌​‌‍‍​​ ‌‌ ‌​‌‍‍‌‌ ‌​‌‍ ​‌‍‌‌​ ‌‍​‍‌‍​‌‌ ​ ‌‍‌‌‌‌‌‌‌ ​‍‌‍ ​​ ‌‌‍‍​‌ ‌​‌ ‌​‌ ​​​‍‌‌​ ​ ‌​​‌​‍‌‌​ ​‍‌​‌‍​‍‌‌​ ​‍‌​‌‍‌‍ ​‌‍ ‌‍​ ‌‍​‌‌‍ ​‌‍‍​‌‍ ‌ ​ ‌ ‌​​‍‌‌​ ​ ‌​​‌​ ​ ​ ​​​ ​​​ ​​​‍‌‌​ ​‍‌​‌‍‌ ​ ‌ ‌​‌ ‌‌‌‍‌​‌‍‍‌‌‍ ​‍‌‍‌‍‍‌‌‍‌​​ ‌​ ‌‍​ ‌ ​ ​​‌‍‌​‌‍‌‍​ ​ ​ ​‌‌‍​‍​‍ ‌​ ​ ​ ​ ​ ​‌​ ‌‍​‍ ‌​ ‌​‌‍‌​​ ‌ ​ ‌​​‍ ‌​ ‍​​ ‌‌​ ​ ​ ‌‍​‍ ‌​ ​ ​ ‌‌​ ​​‌‍‌​​ ‌‍​ ​‌‌‍‌‌‌‍​‍‌‍​ ‌‍​‍​ ‍‌‌‍‌​​‍‌‍‌ ‌​‌ ‍‌‌ ​​‌‍‌‌​ ‌‌ ​​‌‍ ‌ ​ ‌ ‌​​‍‌‍‌ ​​‌‍​‌‌ ‌​‌‍‍​​ ‌‌ ‌​‌‍‍‌‌ ‌​‌‍ ​‌‍‌‌​‍‌‍‌ ​​‌‍‌‌‌ ​‍‌ ​ ‌ ​​‌‍‌‌‌‍​ ‌ ‌​‌‍‍‌‌ ‌‍‌‍‌‌​ ‌‌ ​​‌ ‌‌‌‍​‍‌‍ ​‌‍‍‌‌ ​ ‌‍‍​‌‍‌‌‌‍‌​​‍​‍‌ ‌
Boho: Ako nosiť festivalový štýl v bežné dni